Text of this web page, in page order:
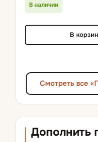
В наличии
В
Смотреть все
Дополнить